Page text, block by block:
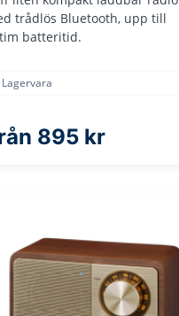
trådlös Bluetooth, upp till
batteritid.
Lagervara
895 kr